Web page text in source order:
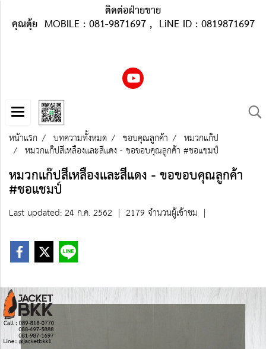
ติดต่อฝ่ายขาย
คุณตุ้ย MOBILE : 081-9871697 , LiNE ID : 0819871697
หน้าแรก บทความทั้งหมด ขอบคุณลูกค้า หมวกแก๊ป
หมวกแก๊ปสีเหลืองและสีแดง - ขอขอบคุณลูกค้า #ชอแชมป์
หมวกแก๊ปสีเหลืองและสีแดง - ขอขอบคุณลูกค้า
#ชอแชมป์
Last updated: 24 ก.ค. 2562 | 2179 จำนวนผู้เข้าชม |